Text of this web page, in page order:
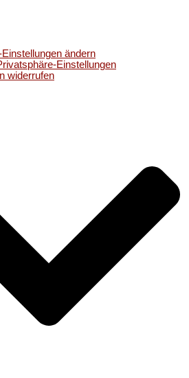
ändern
Einstellungen
widerrufen